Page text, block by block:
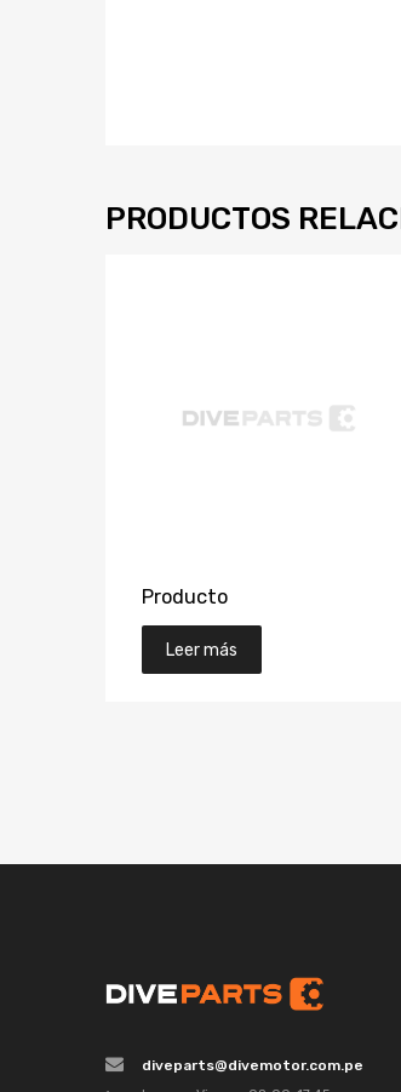
PRODUCTOS
Producto
Leer más
diveparts@divemotor.com.pe